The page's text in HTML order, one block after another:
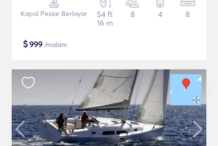
Kapal Pesiar Berlayar
54 ft
16 m
8 4 8
$999 /malam